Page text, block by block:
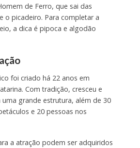
de Ferro, que sai das
o picadeiro. Para completar a
a dica é pipoca e algodão
foi criado há 22 anos em
Com tradição, cresceu e
grande estrutura, além de 30
e 20 pessoas nos
a atração podem ser adquiridos